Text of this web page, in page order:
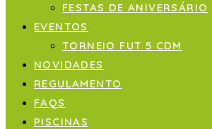
FESTAS DE ANIVERSÁRIO
EVENTOS
TORNEIO FUT 5 CDM
NOVIDADES
REGULAMENTO
FAQS
PISCINAS